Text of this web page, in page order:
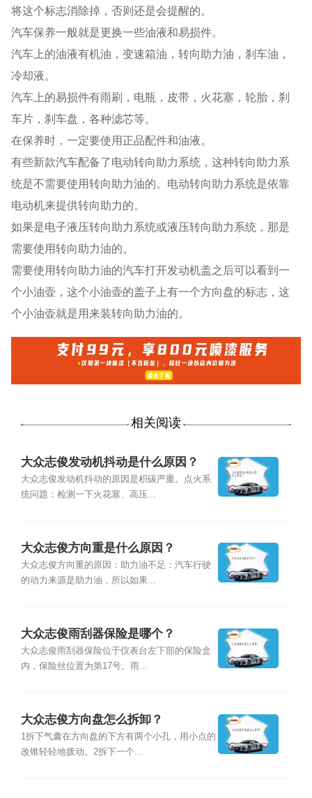
将这个标志消除掉，否则还是会提醒的。
汽车保养一般就是更换一些油液和易损件。
汽车上的油液有机油，变速箱油，转向助力油，刹车油，
冷却液。
汽车上的易损件有雨刷，电瓶，皮带，火花塞，轮胎，刹
车片，刹车盘，各种滤芯等。
在保养时，一定要使用正品配件和油液。
有些新款汽车配备了电动转向助力系统，这种转向助力系
统是不需要使用转向助力油的。电动转向助力系统是依靠
电动机来提供转向助力的。
如果是电子液压转向助力系统或液压转向助力系统，那是
需要使用转向助力油的。
需要使用转向助力油的汽车打开发动机盖之后可以看到一
个小油壶，这个小油壶的盖子上有一个方向盘的标志，这
个小油壶就是用来装转向助力油的。
相关阅读
大众志俊发动机抖动是什么原因？
大众志俊发动机抖动的原因是积碳严重。点火系
统问題：检测一下火花塞、高压...
大众志俊方向重是什么原因？
大众志俊方向重的原因：助力油不足：汽车行驶
的动力来源是助力油，所以如果...
大众志俊雨刮器保险是哪个？
大众志俊雨刮器保险位于仪表台左下部的保险盒
内，保险丝位置为第17号。雨...
大众志俊方向盘怎么拆卸？
1拆下气囊在方向盘的下方有两个小孔，用小点的
改锥轻轻地拨动。2拆下一个...